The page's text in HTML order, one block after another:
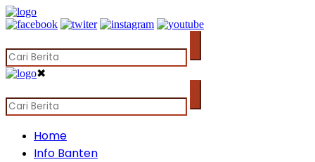
✖
Home
Info Banten